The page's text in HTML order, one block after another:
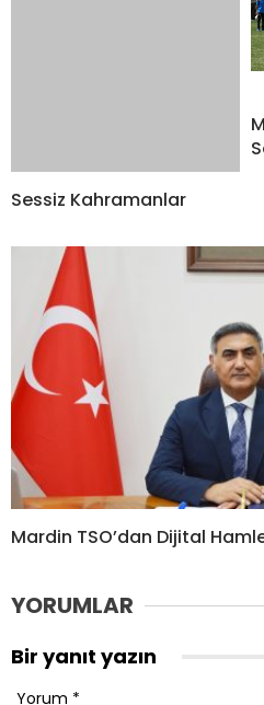
Sessiz Kahramanlar
Mardin TSO’dan Dijital
YORUMLAR
Bir yanıt yazın
Yorum *